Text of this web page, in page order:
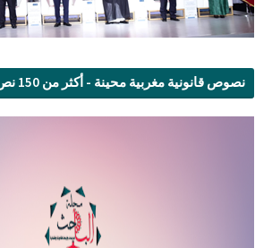
نصوص قانونية مغربية محينة - أكثر من 150 نص قانوني